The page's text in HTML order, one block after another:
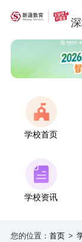
学校首页
学校资讯
您的位置： 首页 >